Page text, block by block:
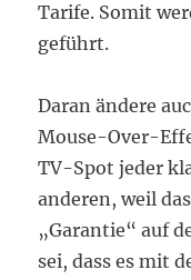
Tarife. Somit
geführt.
Daran ändere
Mouse-Over-
TV-Spot jeder
anderen, weil
„Garantie“ auf
sei, dass es mit